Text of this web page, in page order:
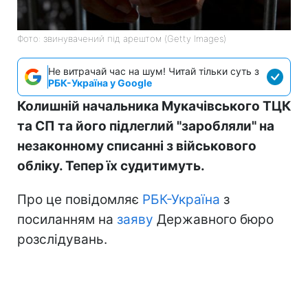
Фото: звинувачений під арештом (Getty Images)
Не витрачай час на шум! Читай тільки суть з
РБК-Україна у Google
Колишній начальника Мукачівського ТЦК
та СП та його підлеглий "заробляли" на
незаконному списанні з військового
обліку. Тепер їх судитимуть.
Про це повідомляє РБК-Україна з
посиланням на заяву Державного бюро
розслідувань.